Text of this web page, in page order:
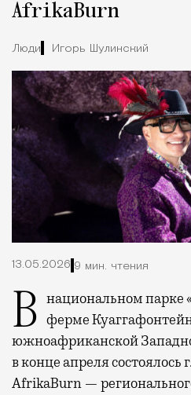
AfrikaBurn
Люди Игорь Шулинский
13.05.2026 9 мин. чтения
В национальном парке «Танква Кару» на ферме
южноафриканской
в конце апреля состоялось
AfrikaBurn —